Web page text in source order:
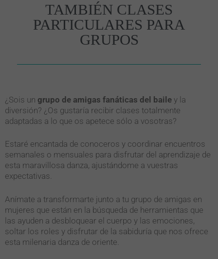
TAMBIÉN CLASES
PARTICULARES PARA
GRUPOS
¿Sois un grupo de amigas fanáticas del baile y la
diversión? ¿Os gustaría recibir clases totalmente
adaptadas a lo que os apetece sólo a vosotras?
Estaré encantada de conoceros y coordinar encuentros
semanales o mensuales para disfrutar del aprendizaje de
esta maravillosa danza, ajustándome a vuestras
expectativas.
Anímate a transformarte junto a tu grupo de amigas en
mujeres que están en la búsqueda de herramientas que
las ayuden a desbloquear el cuerpo y las emociones,
soltar los roles y disfrutar de la sabiduría que nos ofrece
esta milenaria danza de oriente.